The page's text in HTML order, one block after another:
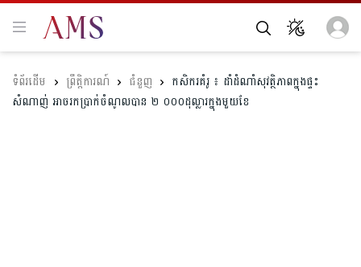
ព្រឹត្តិការណ៍ ជំនួញ
កសិករគំរូ ៖ ដាំដំណាំសុវត្ថិភាពក្នុងផ្ទះ
សំណាញ់ អាចរកប្រាក់ចំណូលបាន ២ ០០០ដុល្លារក្នុងមួយខែ